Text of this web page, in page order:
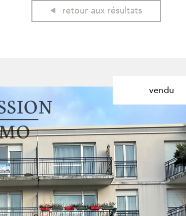
acheter estimer
voir les3annonces
retour aux résultats
vendu